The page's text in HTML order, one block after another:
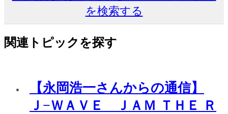
を検索する
関連トピックを探す
【永岡浩一さんからの通信】
Ｊ−ＷＡＶＥ ＪＡＭ ＴＨＥ Ｒ